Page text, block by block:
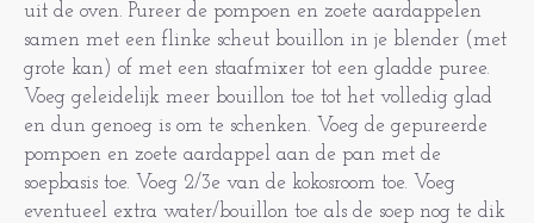
uit de oven. Pureer de pompoen en zoete aardappelen
samen met een flinke scheut bouillon in je blender (met
grote kan) of met een staafmixer tot een gladde puree.
Voeg geleidelijk meer bouillon toe tot het volledig glad
en dun genoeg is om te schenken. Voeg de gepureerde
pompoen en zoete aardappel aan de pan met de
soepbasis toe. Voeg 2/3e van de kokosroom toe. Voeg
eventueel extra water/bouillon toe als de soep nog te dik